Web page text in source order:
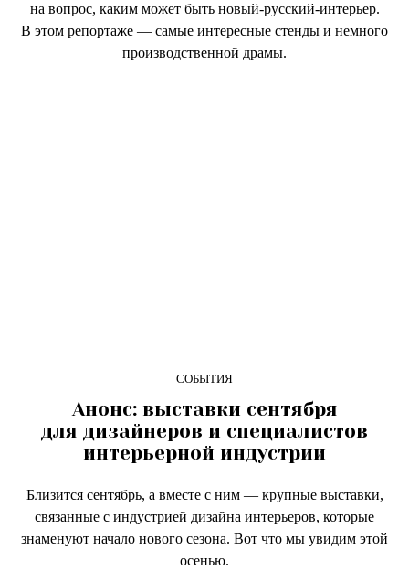
на вопрос, каким может быть новый-русский-интерьер.
В этом репортаже — самые интересные стенды и немного
производственной драмы.
СОБЫТИЯ
Анонс: выставки сентября
для дизайнеров и специалистов
интерьерной индустрии
Близится сентябрь, а вместе с ним — крупные выставки,
связанные с индустрией дизайна интерьеров, которые
знаменуют начало нового сезона. Вот что мы увидим этой
осенью.